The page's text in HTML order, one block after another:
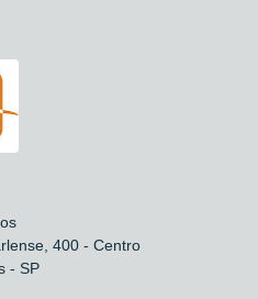
400 - Centro
- SP